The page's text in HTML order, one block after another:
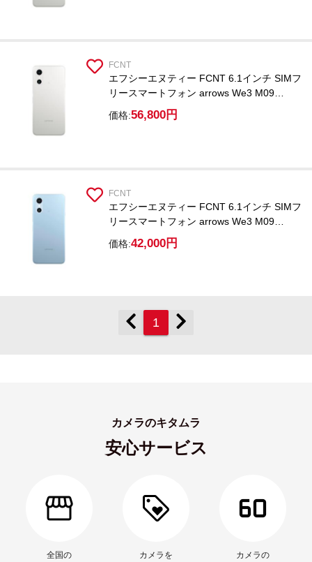
FCNT
エフシーエヌティー FCNT 6.1インチ SIMフ
リースマートフォン arrows We3 M09
PBC00001JP ホワイト /Dimensity
6300/RAM 8GB/ROM 128GB/Android 16
価格:56,800円
FCNT
エフシーエヌティー FCNT 6.1インチ SIMフ
リースマートフォン arrows We3 M09
PBC00016JP ライトブルー /Dimensity
6300/RAM 4GB/ROM 64GB/Android 16
価格:42,000円
1
カメラのキタムラ
安心サービス
全国の
カメラを
カメラの